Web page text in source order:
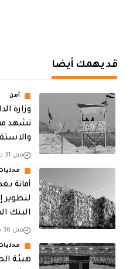
قد يهمك أيضا
أمن
وزارة
تشهد
قبل 31 دقيقة
أمانة
لتطوير
البنك
قبل 36 دقيقة
هيئة